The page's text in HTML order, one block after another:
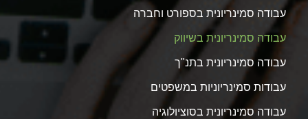
עבודה סמינריונית בספורט וחברה
עבודה סמינריונית בשיווק
עבודה סמינריונית בתנ"ך
עבודות סמינריוניות במשפטים
עבודה סמינריונית בסוציולוגיה